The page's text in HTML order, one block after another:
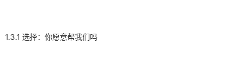
1.3.1 选择：你愿意帮我们吗